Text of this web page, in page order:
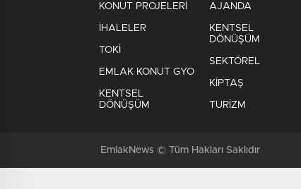
KONUT PROJELERİ
İHALELER
TOKİ
EMLAK KONUT GYO
KENTSEL
DÖNÜŞÜM
AJANDA
KENTSEL
DÖNÜŞÜM
SEKTÖREL
KİPTAŞ
TURİZM
EmlakNews © Tüm Hakları Saklıdır